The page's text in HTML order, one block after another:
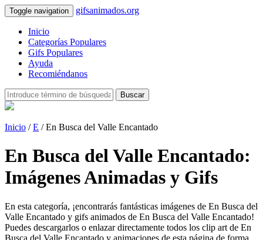
Toggle navigation gifsanimados.org
Inicio
Categorías Populares
Gifs Populares
Ayuda
Recomiéndanos
Buscar
Inicio /E / En Busca del Valle Encantado
En Busca del Valle Encantado:
Imágenes Animadas y Gifs
En esta categoría, ¡encontrarás fantásticas imágenes de En Busca del
Valle Encantado y gifs animados de En Busca del Valle Encantado!
Puedes descargarlos o enlazar directamente todos los clip art de En
Busca del Valle Encantado y animaciones de esta página de forma